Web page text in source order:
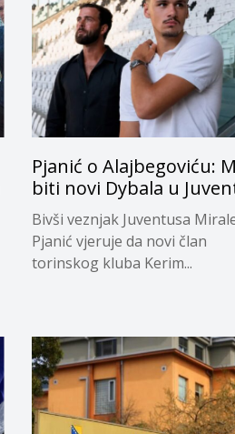
Pjanić o Alajbegoviću:
biti novi Dybala u
Bivši veznjak Juventusa
Pjanić vjeruje da novi član
torinskog kluba Kerim...